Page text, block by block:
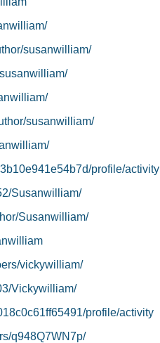
susanwilliam/
susanwilliam/
profile/activity
Susanwilliam/
Susanwilliam/
vickywilliam/
Vickywilliam/
profile/activity
q948Q7WN7p/